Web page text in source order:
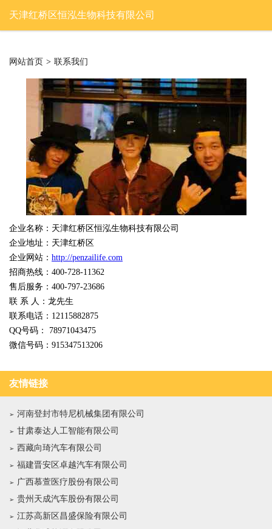
天津红桥区恒泓生物科技有限公司
网站首页 > 联系我们
企业名称：天津红桥区恒泓生物科技有限公司
企业地址：天津红桥区
企业网站： http://penzailife.com
招商热线：400-728-11362
售后服务：400-797-23686
联 系 人：龙先生
联系电话：12115882875
QQ号码： 78971043475
微信号码：915347513206
友情链接
河南登封市特尼机械集团有限公司
甘肃泰达人工智能有限公司
西藏向琦汽车有限公司
福建晋安区卓越汽车有限公司
广西慕萱医疗股份有限公司
贵州天成汽车股份有限公司
江苏高新区昌盛保险有限公司